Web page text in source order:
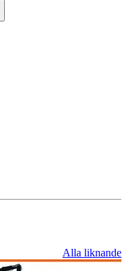
Alla liknande